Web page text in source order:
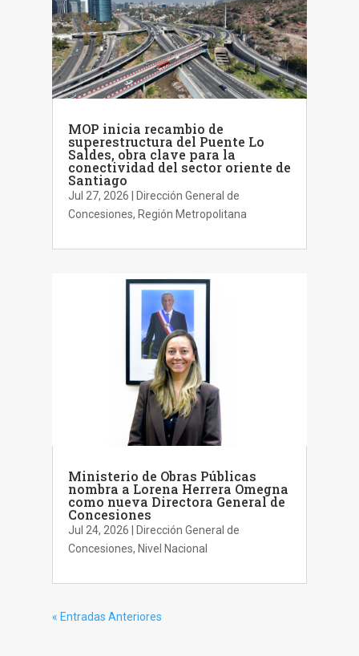
MOP inicia recambio de
superestructura del Puente Lo
Saldes, obra clave para la
conectividad del sector oriente de
Santiago
Jul 27, 2026
Dirección General de
Concesiones, Región Metropolitana
Ministerio de Obras Públicas
nombra a Lorena Herrera Omegna
como nueva Directora General de
Concesiones
Jul 24, 2026
Dirección General de
Concesiones, Nivel Nacional
« Entradas Anteriores